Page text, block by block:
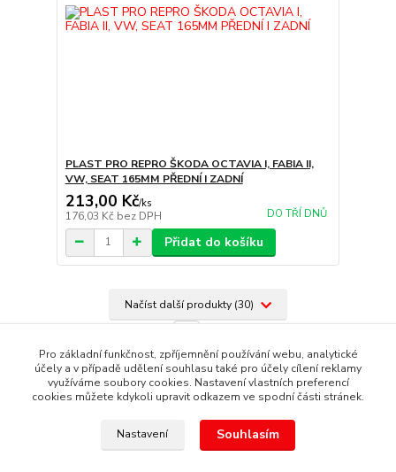
PLAST PRO REPRO ŠKODA OCTAVIA I, FABIA II,
VW, SEAT 165MM PŘEDNÍ I ZADNÍ
213,00 Kč/ks
176,03 Kč bez DPH DO TŘÍ DNŮ
Přidat do košíku
Načíst další produkty (30)
Copyright © 1987 - 2022 autoalarmyhk.cz Jiří Cvrček, Autoalarm
Pro základní funkčnost, zpříjemnění používání webu, analytické
účely a v případě udělení souhlasu také pro účely cílení reklamy
využíváme soubory cookies. Nastavení vlastních preferencí
cookies můžete kdykoli upravit odkazem ve spodní části stránek.
Nastavení Souhlasím